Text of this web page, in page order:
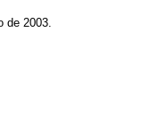
de 2003.